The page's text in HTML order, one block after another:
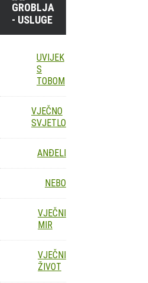
GROBLJA
- USLUGE
UVIJEK
S
TOBOM
VJEČNO
SVJETLO
ANĐELI
NEBO
VJEČNI
MIR
VJEČNI
ŽIVOT